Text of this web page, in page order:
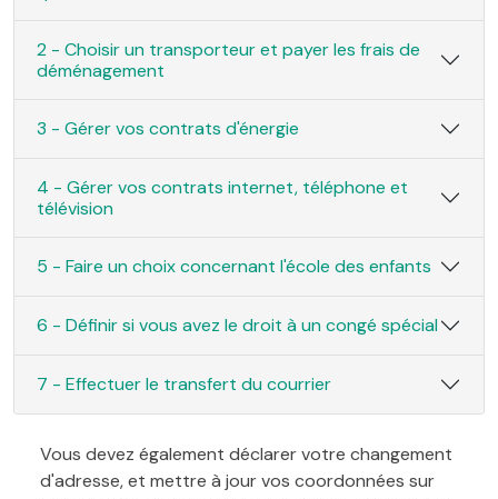
2 - Choisir un transporteur et payer les frais de
déménagement
3 - Gérer vos contrats d'énergie
4 - Gérer vos contrats internet, téléphone et
télévision
5 - Faire un choix concernant l'école des enfants
6 - Définir si vous avez le droit à un congé spécial
7 - Effectuer le transfert du courrier
Vous devez également déclarer votre changement
d'adresse, et mettre à jour vos coordonnées sur